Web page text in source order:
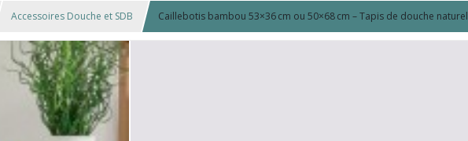
Accessoires Douche et SDB Caillebotis bambou 53×36 cm ou 50×68 cm – Tapis de douche naturel